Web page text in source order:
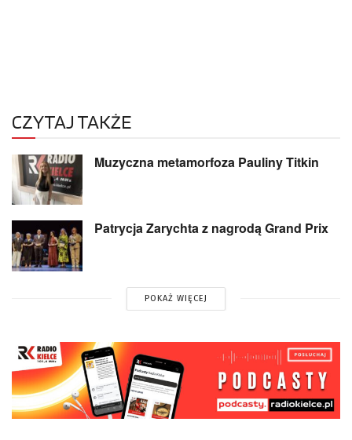
CZYTAJ TAKŻE
Muzyczna metamorfoza Pauliny Titkin
Patrycja Zarychta z nagrodą Grand Prix
POKAŻ WIĘCEJ